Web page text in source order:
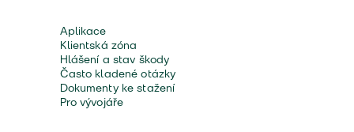
Aplikace
Klientská zóna
Hlášení a stav škody
Často kladené otázky
Dokumenty ke stažení
Pro vývojáře